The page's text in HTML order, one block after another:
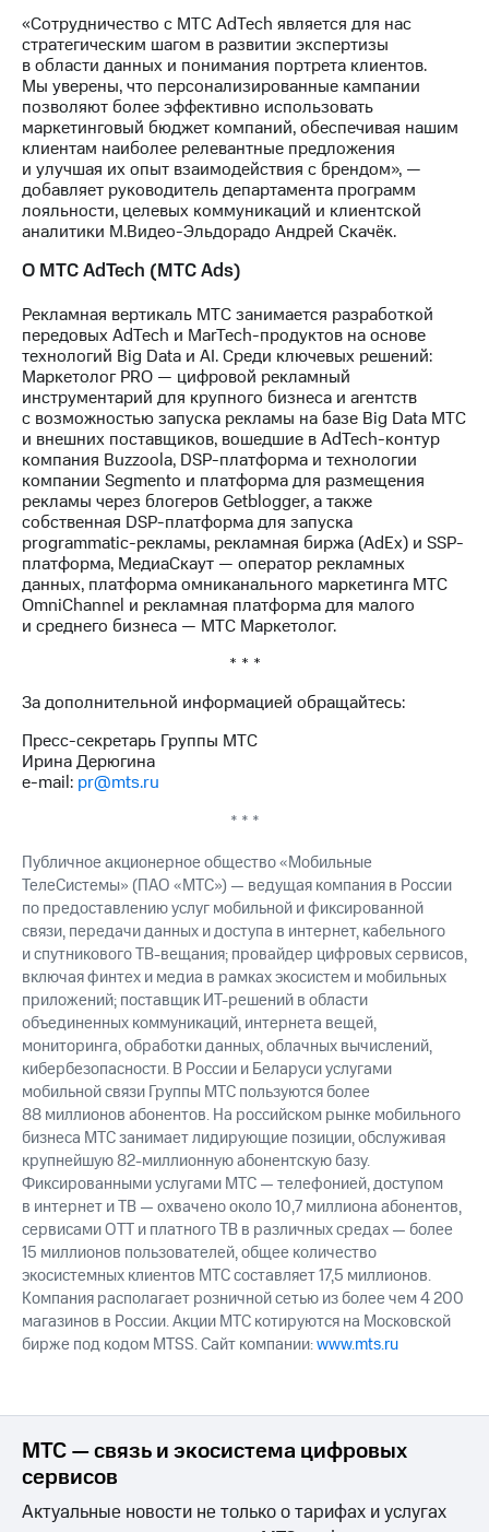
«Сотрудничество с МТС AdTech является для нас
стратегическим шагом в развитии экспертизы
в области данных и понимания портрета клиентов.
Мы уверены, что персонализированные кампании
позволяют более эффективно использовать
маркетинговый бюджет компаний, обеспечивая нашим
клиентам наиболее релевантные предложения
и улучшая их опыт взаимодействия с брендом», —
добавляет руководитель департамента программ
лояльности, целевых коммуникаций и клиентской
аналитики М.Видео-Эльдорадо Андрей Скачёк.
О МТС AdTech (МТС Ads)
Рекламная вертикаль МТС занимается разработкой
передовых AdTech и MarTech-продуктов на основе
технологий Big Data и AI. Среди ключевых решений:
Маркетолог PRO — цифровой рекламный
инструментарий для крупного бизнеса и агентств
с возможностью запуска рекламы на базе Big Data МТС
и внешних поставщиков, вошедшие в AdTech-контур
компания Buzzoola, DSP-платформа и технологии
компании Segmento и платформа для размещения
рекламы через блогеров Getblogger, а также
собственная DSP-платформа для запуска
programmatic-рекламы, рекламная биржа (AdEx) и SSP-
платформа, МедиаСкаут — оператор рекламных
данных, платформа омниканального маркетинга МТС
OmniChannel и рекламная платформа для малого
и среднего бизнеса — МТС Маркетолог.
* * *
За дополнительной информацией обращайтесь:
Пресс-секретарь Группы МТС
Ирина Дерюгина
e-mail: pr@mts.ru
* * *
Публичное акционерное общество «Мобильные
ТелеСистемы» (ПАО «МТС») — ведущая компания в России
по предоставлению услуг мобильной и фиксированной
связи, передачи данных и доступа в интернет, кабельного
и спутникового ТВ-вещания; провайдер цифровых сервисов,
включая финтех и медиа в рамках экосистем и мобильных
приложений; поставщик ИТ-решений в области
объединенных коммуникаций, интернета вещей,
мониторинга, обработки данных, облачных вычислений,
кибербезопасности. В России и Беларуси услугами
мобильной связи Группы МТС пользуются более
88 миллионов абонентов. На российском рынке мобильного
бизнеса МТС занимает лидирующие позиции, обслуживая
крупнейшую 82-миллионную абонентскую базу.
Фиксированными услугами МТС — телефонией, доступом
в интернет и ТВ — охвачено около 10,7 миллиона абонентов,
сервисами OTT и платного ТВ в различных средах — более
15 миллионов пользователей, общее количество
экосистемных клиентов МТС составляет 17,5 миллионов.
Компания располагает розничной сетью из более чем 4 200
магазинов в России. Акции МТС котируются на Московской
бирже под кодом MTSS. Сайт компании:www.mts.ru
МТС — связь и экосистема цифровых
сервисов
Актуальные новости не только о тарифах и услугах